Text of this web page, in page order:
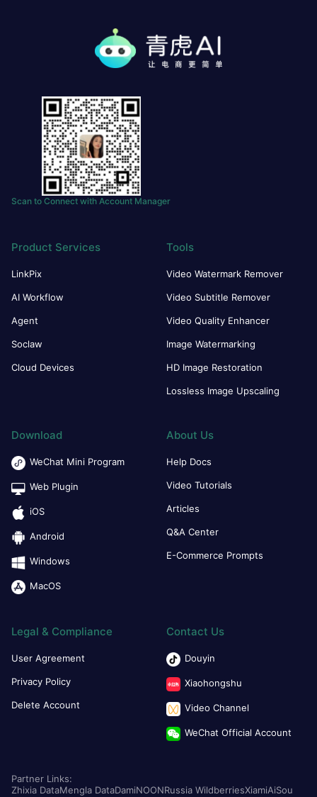
Scan to Connect with Account Manager
Product Services
LinkPix
AI Workflow
Agent
Soclaw
Cloud Devices
Tools
Video Watermark Remover
Video Subtitle Remover
Video Quality Enhancer
Image Watermarking
HD Image Restoration
Lossless Image Upscaling
Download
WeChat Mini Program
Web Plugin
iOS
Android
Windows
MacOS
About Us
Help Docs
Video Tutorials
Articles
Q&A Center
E-Commerce Prompts
Legal & Compliance
User Agreement
Privacy Policy
Delete Account
Contact Us
Douyin
Xiaohongshu
Video Channel
WeChat Official Account
Partner Links:
Zhixia DataMengla DataDamiNOONRussia WildberriesXiamiAiSou